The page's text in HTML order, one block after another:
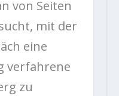
von Seiten
mit der
eine
verfahrene
zu